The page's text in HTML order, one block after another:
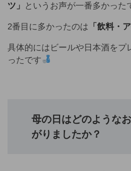
ツ」
というお声が一番多かった
2番目に多かったのは 「飲料・
具体的にはビールや日本酒をプ
ったです
母の日はどのような
がりましたか？